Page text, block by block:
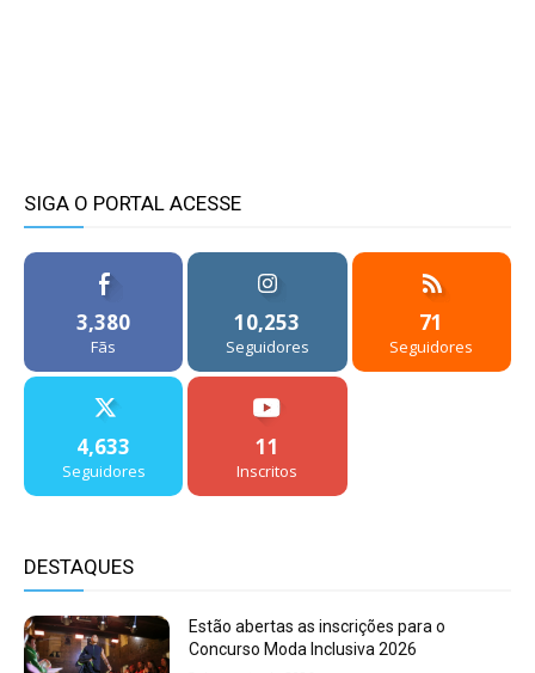
SIGA O PORTAL ACESSE
3,380
Fãs
10,253
Seguidores
71
Seguidores
4,633
Seguidores
11
Inscritos
DESTAQUES
Estão abertas as inscrições para o
Concurso Moda Inclusiva 2026